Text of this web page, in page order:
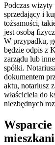
Podczas wizyty
sprzedający i
tożsamości,
jest osobą
W przypadku,
będzie odpis z
zarządu lub
spółki.
dokumentem
aktu, notariusz
właściciela do
niezbędnych
Wsparcie